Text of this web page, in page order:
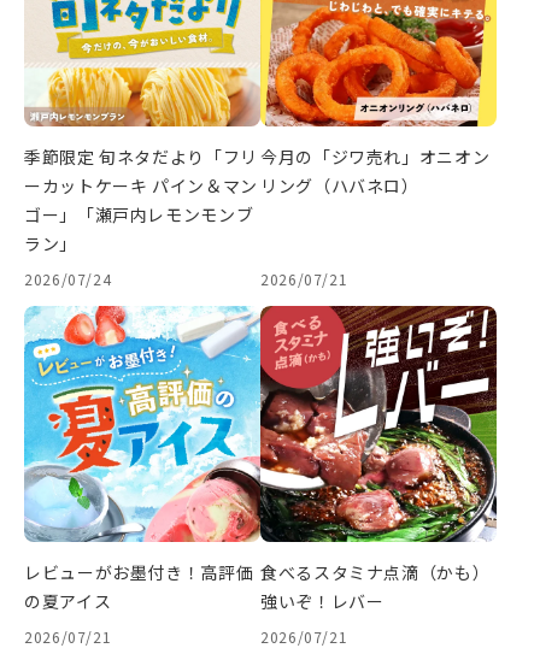
季節限定 旬ネタだより「フリ
ーカットケーキ パイン＆マン
ゴー」「瀬戸内レモンモンブ
ラン」
2026/07/24
今月の「ジワ売れ」オニオン
リング（ハバネロ）
2026/07/21
レビューがお墨付き！高評価
の夏アイス
2026/07/21
食べるスタミナ点滴（かも）
強いぞ！レバー
2026/07/21